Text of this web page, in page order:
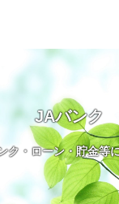
JAバンク
ク・ローン・貯金等